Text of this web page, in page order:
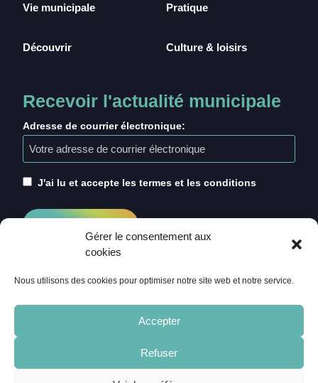
Gérer le consentement aux
cookies
Nous utilisons des cookies pour optimiser notre site web et notre service.
Accepter
Refuser
Vie municipale
Découvrir
Pratique
Culture & loisirs
Recevoir l'actualité municipale
Adresse de courrier électronique:
J'ai lu et accepte les termes et les conditions
CRÉDITS
MENTIONS LÉGALES